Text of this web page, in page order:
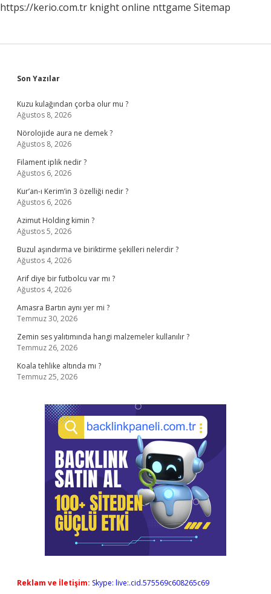
https://kerio.com.tr knight online nttgame Sitemap
Sidebar
Son Yazılar
Kuzu kulağından çorba olur mu ?
Ağustos 8, 2026
Nörolojide aura ne demek ?
Ağustos 8, 2026
Filament iplik nedir ?
Ağustos 6, 2026
Kur’an-ı Kerim’in 3 özelliği nedir ?
Ağustos 6, 2026
Azimut Holding kimin ?
Ağustos 5, 2026
Buzul aşındırma ve biriktirme şekilleri nelerdir ?
Ağustos 4, 2026
Arif diye bir futbolcu var mı ?
Ağustos 4, 2026
Amasra Bartın aynı yer mi ?
Temmuz 30, 2026
Zemin ses yalıtımında hangi malzemeler kullanılır ?
Temmuz 26, 2026
Koala tehlike altında mı ?
Temmuz 25, 2026
Reklam ve İletişim: Skype: live:.cid.575569c608265c69